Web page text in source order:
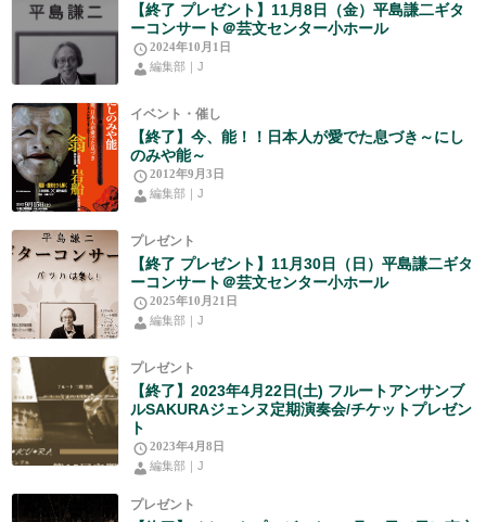
【終了 プレゼント】11月8日（金）平島謙二ギタ
ーコンサート＠芸文センター小ホール
2024年10月1日
編集部｜J
イベント・催し
【終了】今、能！！日本人が愛でた息づき～にし
のみや能～
2012年9月3日
編集部｜J
プレゼント
【終了 プレゼント】11月30日（日）平島謙二ギタ
ーコンサート＠芸文センター小ホール
2025年10月21日
編集部｜J
プレゼント
【終了】2023年4月22日(土) フルートアンサンブ
ルSAKURAジェンヌ定期演奏会/チケットプレゼン
ト
2023年4月8日
編集部｜J
プレゼント